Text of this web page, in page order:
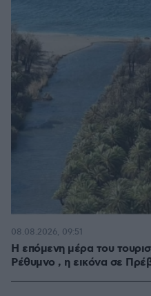
Η επόμενη μέρα του
Ρέθυμνο , η εικόνα σε
08.08.2026, 09:51